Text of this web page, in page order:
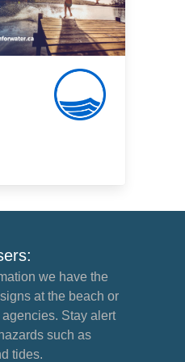
we have the
at the beach or
Stay alert
such as
tides.